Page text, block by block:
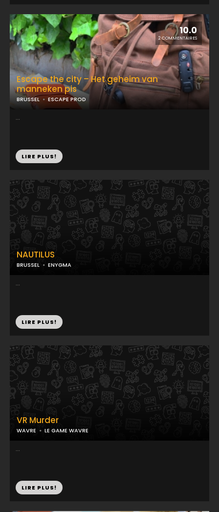
10.0
2 COMMENTAIRES
Escape the city – Het geheim van
manneken pis
BRUSSEL ESCAPE PROD
...
LIRE PLUS!
NAUTILUS
BRUSSEL ENYGMA
...
LIRE PLUS!
VR Murder
WAVRE LE GAME WAVRE
...
LIRE PLUS!